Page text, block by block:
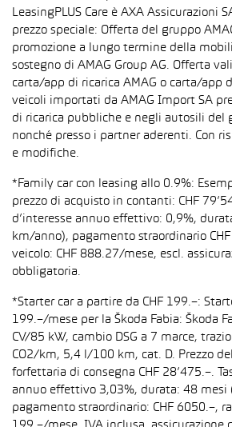
LeasingPLUS Care è AXA Assicurazioni
prezzo speciale: Offerta del gruppo
promozione a lungo termine della
sostegno di AMAG Group AG. Offerta
carta/app di ricarica AMAG o carta/app
veicoli importati da AMAG Import SA
di ricarica pubbliche e negli autosili del
nonché presso i partner aderenti. Con
e modifiche.
*Family car con leasing allo 0.9%:
prezzo di acquisto in contanti: CHF
d’interesse annuo effettivo: 0,9%,
km/anno), pagamento straordinario
veicolo: CHF 888.27/mese, escl.
obbligatoria.
*Starter car a partire da CHF 199.–:
199.–/mese per la Škoda Fabia: Škoda
CV/85 kW, cambio DSG a 7 marce,
CO2/km, 5,4 l/100 km, cat. D. Prezzo
forfettaria di consegna CHF 28’475.–.
annuo effettivo 3,03%, durata: 48 mesi
pagamento straordinario: CHF 6050.–,